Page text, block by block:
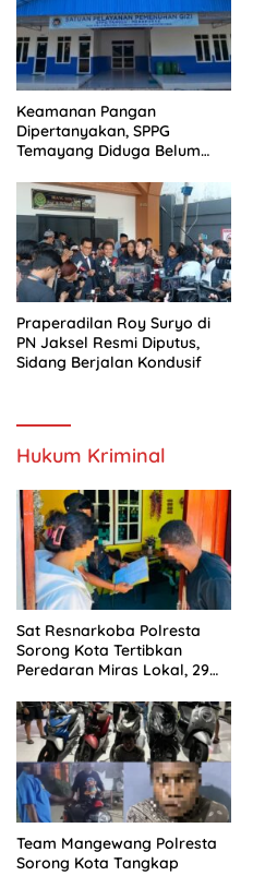
Keamanan Pangan
Dipertanyakan, SPPG
Temayang Diduga Belum
Praperadilan Roy Suryo di
PN Jaksel Resmi Diputus,
Sidang Berjalan Kondusif
Hukum Kriminal
Sat Resnarkoba Polresta
Sorong Kota Tertibkan
Peredaran Miras Lokal, 29
Team Mangewang Polresta
Sorong Kota Tangkap